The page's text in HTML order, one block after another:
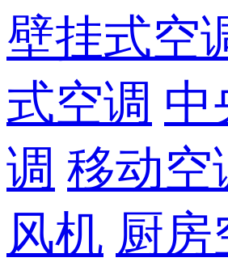
壁挂式空
式空调 中
调 移动空
风机 厨房